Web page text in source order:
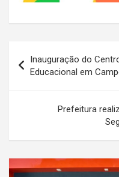
de
Post
Inauguração do
Educacional em
Prefeitura